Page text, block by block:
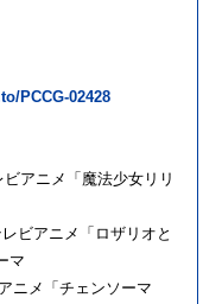
PCCG-02428
アニメ「魔法少女リリ
ビアニメ「ロザリオと
マ
ニメ「チェンソーマ